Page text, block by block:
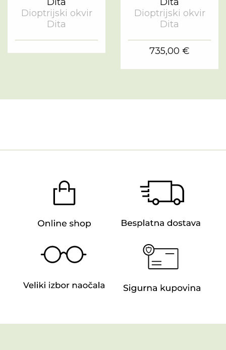
Dioptrijski okvir
Dita
Dioptrijski okvir
Dita
735,00 €